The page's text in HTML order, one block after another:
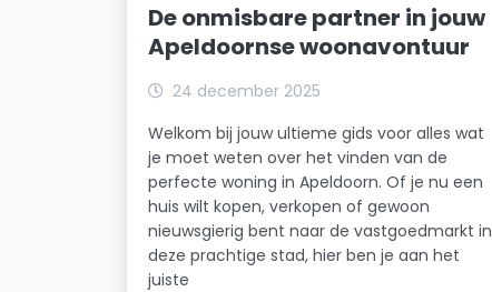
De onmisbare partner in jouw
Apeldoornse woonavontuur
24 december 2025
Welkom bij jouw ultieme gids voor alles wat
je moet weten over het vinden van de
perfecte woning in Apeldoorn. Of je nu een
huis wilt kopen, verkopen of gewoon
nieuwsgierig bent naar de vastgoedmarkt in
deze prachtige stad, hier ben je aan het
juiste